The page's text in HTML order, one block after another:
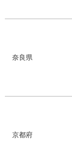
奈良県
京都府